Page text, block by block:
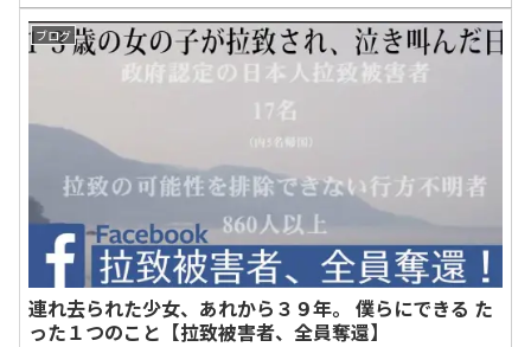
ブログ
連れ去られた少女、あれから３９年。 僕らにできる た
った１つのこと【拉致被害者、全員奪還】